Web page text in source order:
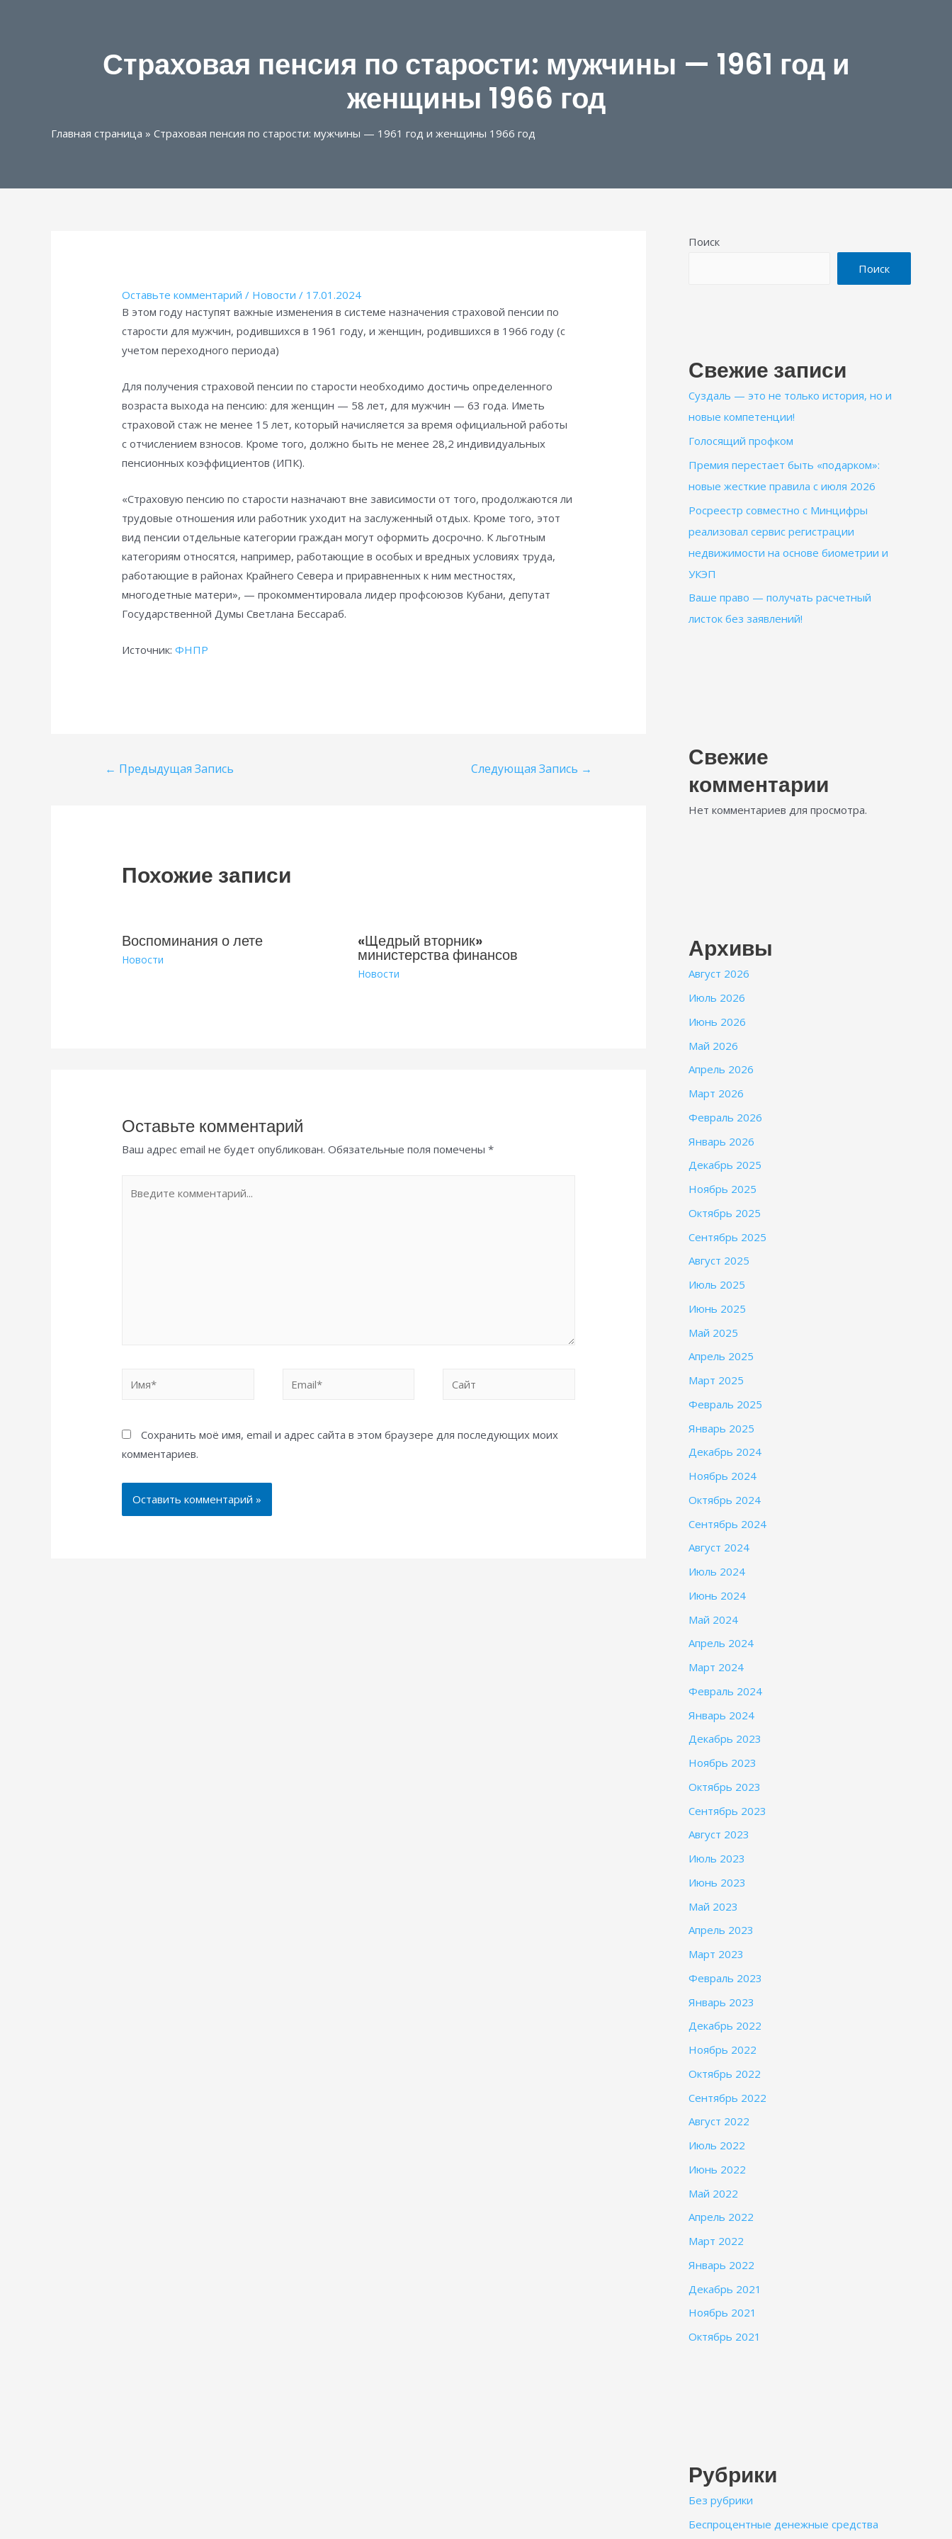
Страховая пенсия по старости: мужчины — 1961 год и
женщины 1966 год
Главная страница » Страховая пенсия по старости: мужчины — 1961 год и женщины 1966 год
Оставьте комментарий / Новости / 17.01.2024
В этом году наступят важные изменения в системе назначения страховой пенсии по
старости для мужчин, родившихся в 1961 году, и женщин, родившихся в 1966 году (с
учетом переходного периода)
Для получения страховой пенсии по старости необходимо достичь определенного
возраста выхода на пенсию: для женщин — 58 лет, для мужчин — 63 года. Иметь
страховой стаж не менее 15 лет, который начисляется за время официальной работы
с отчислением взносов. Кроме того, должно быть не менее 28,2 индивидуальных
пенсионных коэффициентов (ИПК).
«Страховую пенсию по старости назначают вне зависимости от того, продолжаются ли
трудовые отношения или работник уходит на заслуженный отдых. Кроме того, этот
вид пенсии отдельные категории граждан могут оформить досрочно. К льготным
категориям относятся, например, работающие в особых и вредных условиях труда,
работающие в районах Крайнего Севера и приравненных к ним местностях,
многодетные матери», — прокомментировала лидер профсоюзов Кубани, депутат
Государственной Думы Светлана Бессараб.
Источник:ФНПР
Навигация
← Предыдущая Запись Следующая Запись →
Похожие записи
Воспоминания о лете
Новости
«Щедрый вторник»
министерства финансов
Новости
Оставьте комментарий
Ваш адрес email не будет опубликован. Обязательные поля помечены*
комментарий...
Сохранить моё имя, email и адрес сайта в этом браузере для последующих моих
комментариев.
Поиск
Поиск
Свежие записи
Суздаль — это не только история, но и
новые компетенции!
Голосящий профком
Премия перестает быть «подарком»:
новые жесткие правила с июля 2026
Росреестр совместно с Минцифры
реализовал сервис регистрации
недвижимости на основе биометрии и
УКЭП
Ваше право — получать расчетный
листок без заявлений!
Свежие
комментарии
Нет комментариев для просмотра.
Архивы
Август 2026
Июль 2026
Июнь 2026
Май 2026
Апрель 2026
Март 2026
Февраль 2026
Январь 2026
Декабрь 2025
Ноябрь 2025
Октябрь 2025
Сентябрь 2025
Август 2025
Июль 2025
Июнь 2025
Май 2025
Апрель 2025
Март 2025
Февраль 2025
Январь 2025
Декабрь 2024
Ноябрь 2024
Октябрь 2024
Сентябрь 2024
Август 2024
Июль 2024
Июнь 2024
Май 2024
Апрель 2024
Март 2024
Февраль 2024
Январь 2024
Декабрь 2023
Ноябрь 2023
Октябрь 2023
Сентябрь 2023
Август 2023
Июль 2023
Июнь 2023
Май 2023
Апрель 2023
Март 2023
Февраль 2023
Январь 2023
Декабрь 2022
Ноябрь 2022
Октябрь 2022
Сентябрь 2022
Август 2022
Июль 2022
Июнь 2022
Май 2022
Апрель 2022
Март 2022
Январь 2022
Декабрь 2021
Ноябрь 2021
Октябрь 2021
Рубрики
Без рубрики
Беспроцентные денежные средства